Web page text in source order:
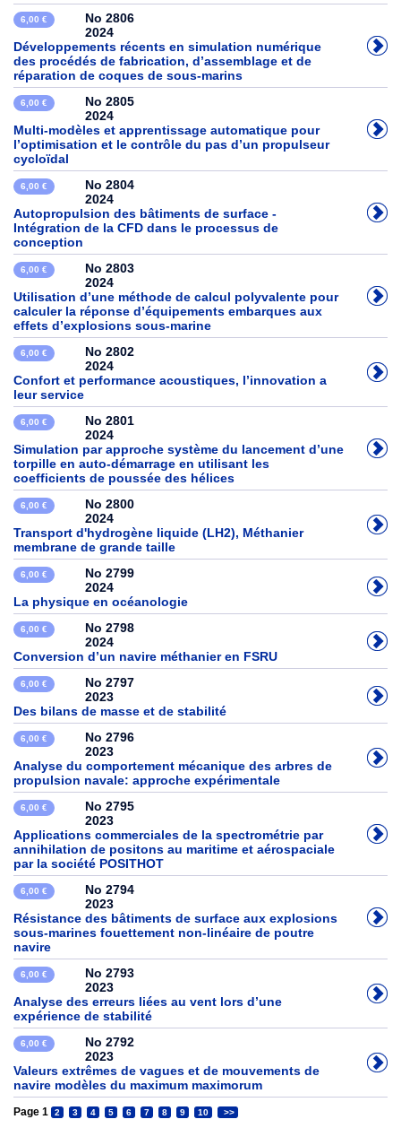
6,00 €
No 2806
2024
Développements récents en simulation numérique
des procédés de fabrication, d’assemblage et de
réparation de coques de sous-marins
6,00 €
No 2805
2024
Multi-modèles et apprentissage automatique pour
l’optimisation et le contrôle du pas d’un propulseur
cycloïdal
6,00 €
No 2804
2024
Autopropulsion des bâtiments de surface -
Intégration de la CFD dans le processus de
conception
6,00 €
No 2803
2024
Utilisation d’une méthode de calcul polyvalente pour
calculer la réponse d’équipements embarques aux
effets d’explosions sous-marine
6,00 €
No 2802
2024
Confort et performance acoustiques, l’innovation a
leur service
6,00 €
No 2801
2024
Simulation par approche système du lancement d’une
torpille en auto-démarrage en utilisant les
coefficients de poussée des hélices
6,00 €
No 2800
2024
Transport d'hydrogène liquide (LH2), Méthanier
membrane de grande taille
6,00 €
No 2799
2024
La physique en océanologie
6,00 €
No 2798
2024
Conversion d’un navire méthanier en FSRU
6,00 €
No 2797
2023
Des bilans de masse et de stabilité
6,00 €
No 2796
2023
Analyse du comportement mécanique des arbres de
propulsion navale: approche expérimentale
6,00 €
No 2795
2023
Applications commerciales de la spectrométrie par
annihilation de positons au maritime et aérospaciale
par la société POSITHOT
6,00 €
No 2794
2023
Résistance des bâtiments de surface aux explosions
sous-marines fouettement non-linéaire de poutre
navire
6,00 €
No 2793
2023
Analyse des erreurs liées au vent lors d’une
expérience de stabilité
6,00 €
No 2792
2023
Valeurs extrêmes de vagues et de mouvements de
navire modèles du maximum maximorum
Page 1 2 3 4 5 6 7 8 9 10 >>